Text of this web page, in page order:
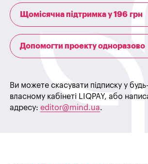
Щомісячна підтримка у 196 грн
Допомогти проекту одноразово
Ви можете скасувати підписку у
власному кабінеті LIQPAY, або
адресу: editor@mind.ua.